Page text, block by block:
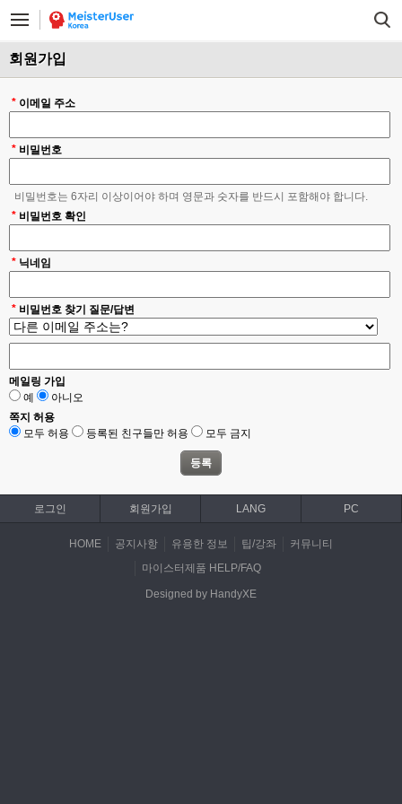
회원가입
이메일 주소
*
비밀번호
*
비밀번호는 6자리 이상이어야 하며 영문과 숫자를 반드시 포함해야 합니다.
비밀번호 확인
*
* 닉네임
* 비밀번호 찾기 질문/답변
메일링 가입
예
아니오
쪽지 허용
모두 허용
등록된 친구들만 허용 모두 금지
로그인 회원가입 LANG PC
HOME 공지사항 유용한 정보 팁/강좌
커뮤니티
마이스터제품 HELP/FAQ
Designed by HandyXE